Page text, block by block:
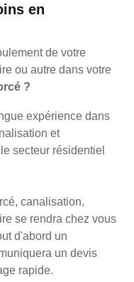
en
de votre
ou autre dans votre
?
expérience dans
et
secteur résidentiel
canalisation,
se rendra chez vous
d'abord un
un devis
rapide.